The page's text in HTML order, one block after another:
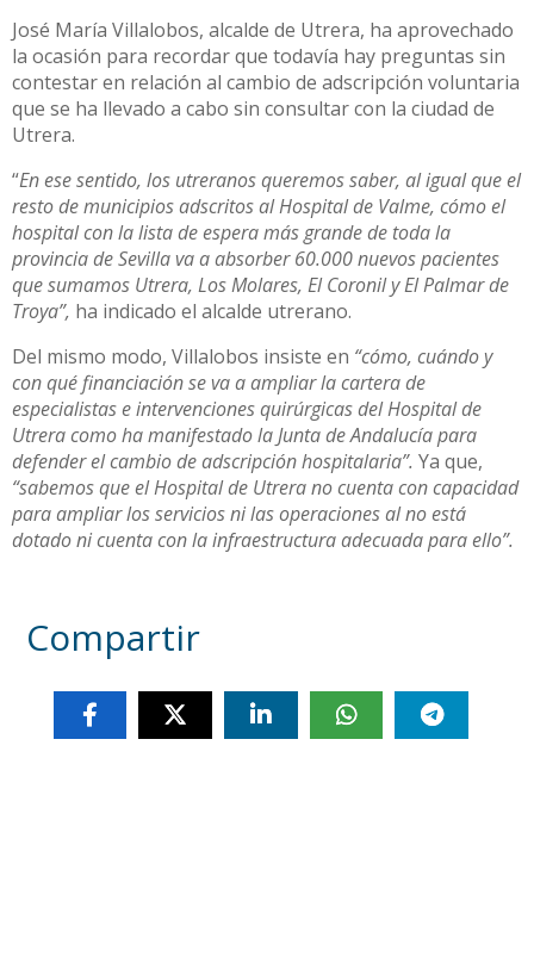
José María Villalobos, alcalde de Utrera, ha aprovechado
la ocasión para recordar que todavía hay preguntas sin
contestar en relación al cambio de adscripción voluntaria
que se ha llevado a cabo sin consultar con la ciudad de
Utrera.
“En ese sentido, los utreranos queremos saber, al igual que el
resto de municipios adscritos al Hospital de Valme, cómo el
hospital con la lista de espera más grande de toda la
provincia de Sevilla va a absorber 60.000 nuevos pacientes
que sumamos Utrera, Los Molares, El Coronil y El Palmar de
Troya”, ha indicado el alcalde utrerano.
Del mismo modo, Villalobos insiste en “cómo, cuándo y
con qué financiación se va a ampliar la cartera de
especialistas e intervenciones quirúrgicas del Hospital de
Utrera como ha manifestado la Junta de Andalucía para
defender el cambio de adscripción hospitalaria”. Ya que,
“sabemos que el Hospital de Utrera no cuenta con capacidad
para ampliar los servicios ni las operaciones al no está
dotado ni cuenta con la infraestructura adecuada para ello”.
Compartir